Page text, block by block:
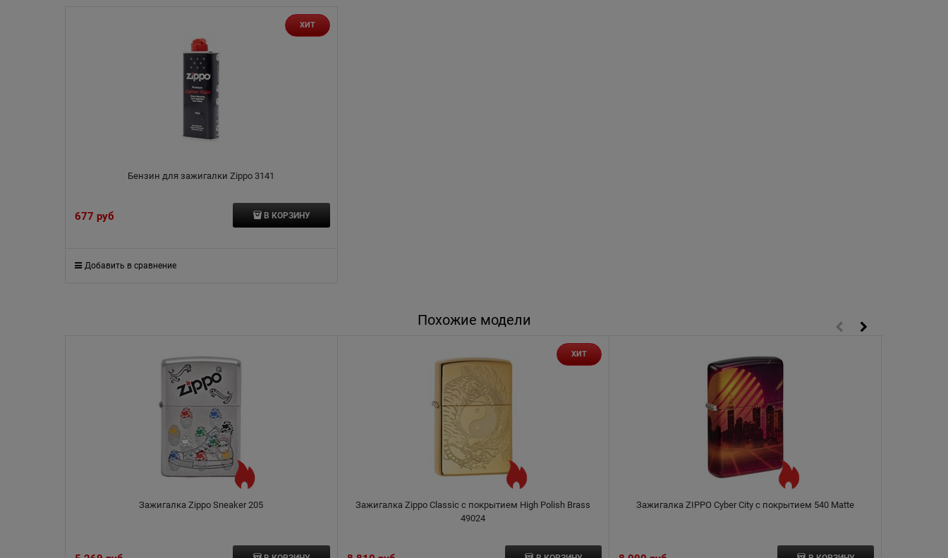
Бензин для зажигалки Zippo 3141
ХИТ
677 руб В КОРЗИНУ
Добавить в сравнение
Похожие модели
Зажигалка Zippo Sneaker 205
Зажигалка Zippo Classic с покрытием High Polish Brass
49024
ХИТ
Зажигалка ZIPPO Cyber City с покрытием 540 Matte